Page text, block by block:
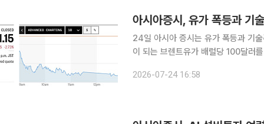
아시아증시, 유가 폭등과
24일 아시아 증시는 유가 폭등과 기
이 되는 브렌트유가 배럴당 100달러
격과 미국의 이란 공습 등 중동 지역
2026-07-24 16:58